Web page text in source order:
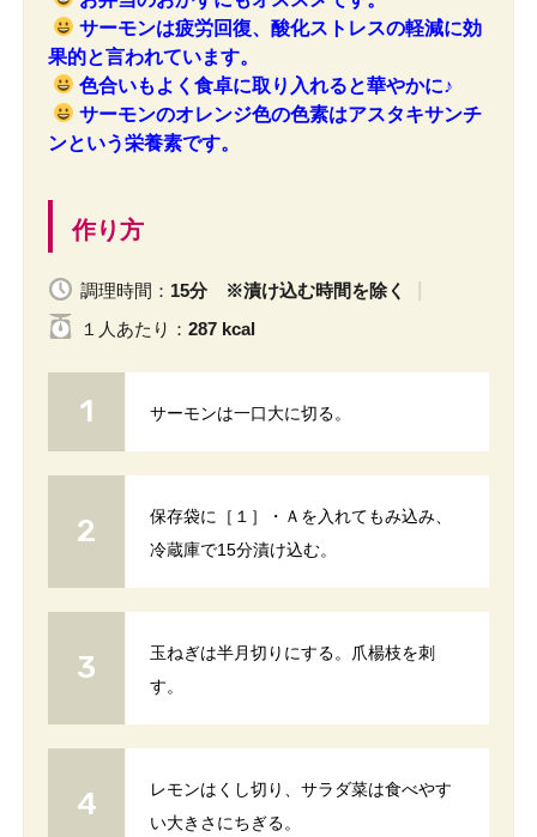
サーモンは疲労回復、酸化ストレスの軽減に効
果的と言われています。
色合いもよく食卓に取り入れると華やかに♪
サーモンのオレンジ色の色素はアスタキサンチ
ンという栄養素です。
作り方
調理時間： 15分 ※漬け込む時間を除く
１人 あたり ： 287 kcal
サーモンは一口大に切る。
保存袋に［１］・Ａを入れてもみ込み、
冷蔵庫で15分漬け込む。
玉ねぎは半月切りにする。爪楊枝を刺
す。
レモンはくし切り、サラダ菜は食べやす
い大きさにちぎる。